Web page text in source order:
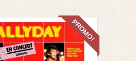
PROMO!